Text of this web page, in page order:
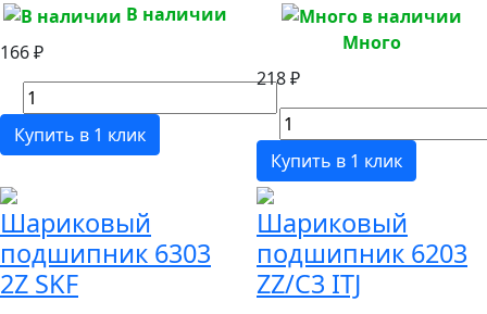
В наличии
166 ₽
Купить в 1 клик
Много
218 ₽
Купить в 1 клик
Шариковый
подшипник 6303
2Z SKF
Шариковый
подшипник 6203
ZZ/C3 ITJ